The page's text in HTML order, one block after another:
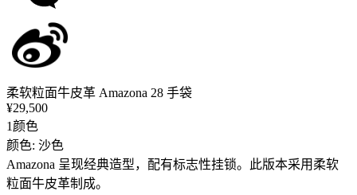
柔软粒面牛皮革 Amazona 28 手袋
¥29,500
1颜色
颜色: 沙色
Amazona 呈现经典造型，配有标志性挂锁。此版本采用柔软
粒面牛皮革制成。